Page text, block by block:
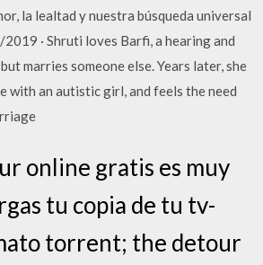
la lealtad y nuestra búsqueda universal
· Shruti loves Barfi, a hearing and
marries someone else. Years later, she
with an autistic girl, and feels the need
online gratis es muy
tu copia de tu tv-
torrent; the detour